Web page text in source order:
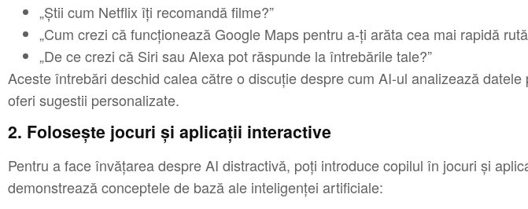
„Știi cum Netflix îți recomandă filme?”
„Cum crezi că funcționează Google Maps pentru a-ți arăta cea mai rapidă
„De ce crezi că Siri sau Alexa pot răspunde la întrebările tale?”
Aceste întrebări deschid calea către o discuție despre cum AI-ul analizează datele
oferi sugestii personalizate.
2. Folosește jocuri și aplicații interactive
Pentru a face învățarea despre AI distractivă, poți introduce copilul în jocuri și
demonstrează conceptele de bază ale inteligenței artificiale: